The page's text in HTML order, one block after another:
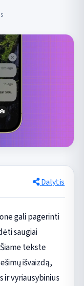
Dalytis
gali pagerinti
saugiai
tekste
išvaizdą,
ir vyriausybinius